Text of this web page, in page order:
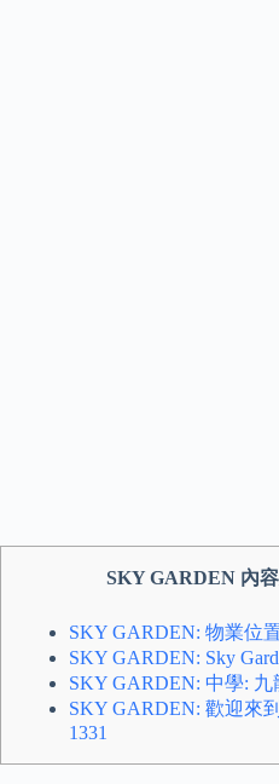
SKY GARDEN 內
SKY GARDEN: 物業位
SKY GARDEN: Sky
SKY GARDEN: 中學: 九
SKY GARDEN: 歡迎來
1331